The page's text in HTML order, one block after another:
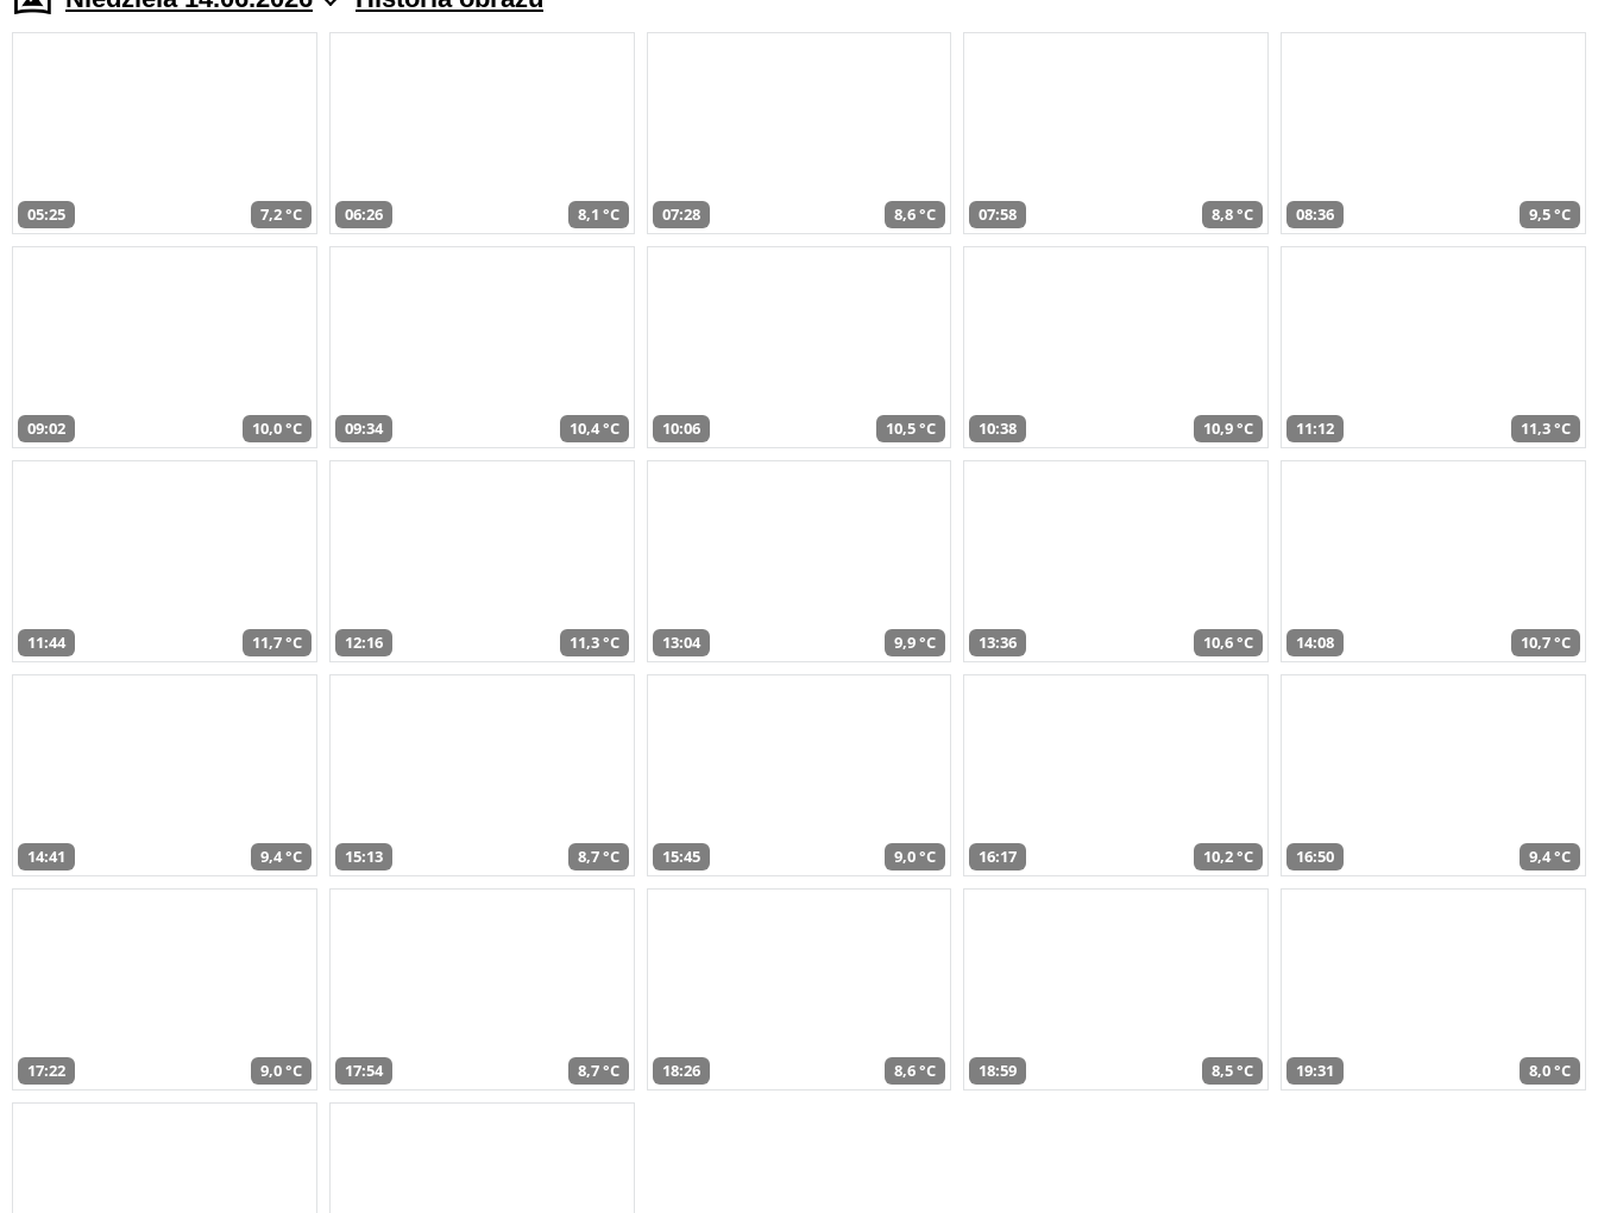
05:25 7,2 °C 06:26 8,1 °C 07:28 8,6 °C 07:58 8,8 °C 08:36 9,5 °C
09:02 10,0 °C 09:34 10,4 °C 10:06 10,5 °C 10:38 10,9 °C 11:12 11,3 °C
11:44 11,7 °C 12:16 11,3 °C 13:04 9,9 °C 13:36 10,6 °C 14:08 10,7 °C
14:41 9,4 °C 15:13 8,7 °C 15:45 9,0 °C 16:17 10,2 °C 16:50 9,4 °C
17:22 9,0 °C 17:54 8,7 °C 18:26 8,6 °C 18:59 8,5 °C 19:31 8,0 °C